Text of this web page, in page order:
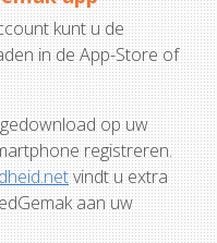
kunt u de
in de App-Store of
op uw
registreren.
vindt u extra
aan uw